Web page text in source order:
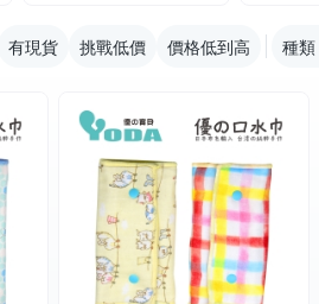
有現貨 挑戰低價 價格低到高 種類